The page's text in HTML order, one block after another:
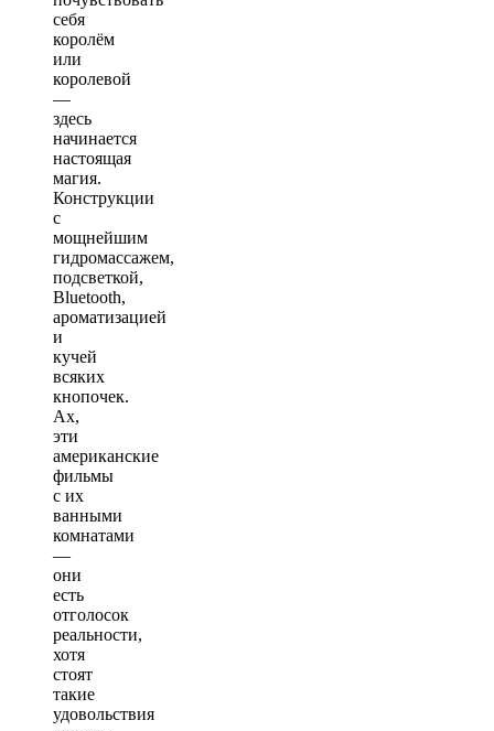
себя
королём
или
королевой
—
здесь
начинается
настоящая
магия.
Конструкции
с
мощнейшим
гидромассажем,
подсветкой,
Bluetooth,
ароматизацией
и
кучей
всяких
кнопочек.
Ах,
эти
американские
фильмы
с их
ванными
комнатами
—
они
есть
отголосок
реальности,
хотя
стоят
такие
удовольствия